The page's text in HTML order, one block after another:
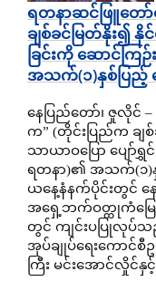
ရတနာဆင်ဖြူတော်လ
ချစ်ခင်မြတ်နိုး၍ နို
ခြင်းကို ဆောင်ကြ
အသက်(၁)နှစ်ပြည့် မွ
နေပြည်တော်၊ ဇူလိုင် –
က” (တိုင်းပြည်က ချ
သာယာဝပြော ပျော်
ရတနာ)၏ အသက်(၁)နှ
ယနေ့နံနက်ပိုင်းတွင် နေ
အရှေ့ဘက်ဝတ္ထုကံမြ
တွင် ကျင်းပပြုလုပ်သ
အုပ်ချုပ်ရေးကောင်စီဥ
ကြီး မင်းအောင်လှိုင်